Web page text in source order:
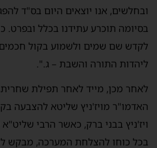
ובחלשים, אנו יוצאים היום בס"ד
בסיומה תוכרע עתידנו בכלל ובפרט.
לקדש שם שמים ולשמוע בקול
ליהדות התורה והשבת – ג.".
לאחר מכן, מייד לאחר תפילת
האדמו"ר מויז'ניץ שליטא להצבעה
ויז'ניץ בבני ברק, כאשר הרבי
בכל כוחו להצלחת המערכה, מבקש